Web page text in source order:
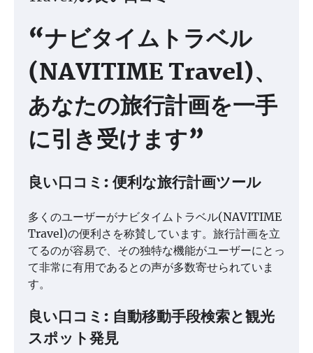
“ナビタイムトラベル
(NAVITIME Travel)、
あなたの旅行計画を一手
に引き受けます”
良い口コミ: 便利な旅行計画ツール
多くのユーザーがナビタイムトラベル(NAVITIME
Travel)の便利さを称賛しています。旅行計画を立
てるのが容易で、その独特な機能がユーザーにとっ
て非常に有用であるとの声が多数寄せられていま
す。
良い口コミ: 自動移動手段検索と観光
スポット発見